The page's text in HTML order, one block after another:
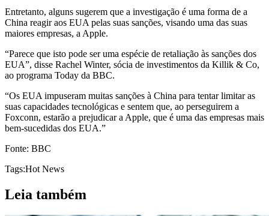
Entretanto, alguns sugerem que a investigação é uma forma de a
China reagir aos EUA pelas suas sanções, visando uma das suas
maiores empresas, a Apple.
“Parece que isto pode ser uma espécie de retaliação às sanções dos
EUA”, disse Rachel Winter, sócia de investimentos da Killik & Co,
ao programa Today da BBC.
“Os EUA impuseram muitas sanções à China para tentar limitar as
suas capacidades tecnológicas e sentem que, ao perseguirem a
Foxconn, estarão a prejudicar a Apple, que é uma das empresas mais
bem-sucedidas dos EUA.”
Fonte: BBC
Tags:Hot News
Leia também